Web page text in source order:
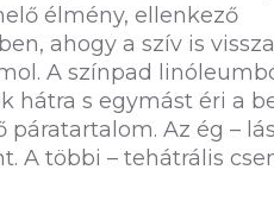
élmény, ellenkező
ahogy a szív is
A színpad
hátra s egymást éri a
páratartalom. Az ég –
A többi – tehátrális